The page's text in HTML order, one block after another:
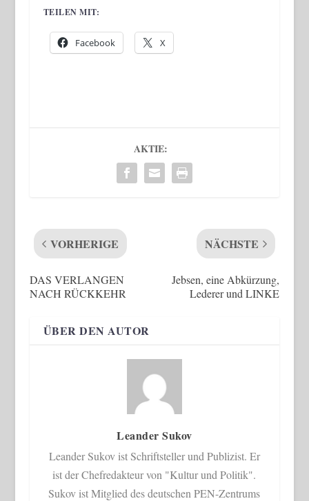
TEILEN MIT:
Facebook X
AKTIE:
VORHERIGE
DAS VERLANGEN
NACH RÜCKKEHR
NÄCHSTE
Jebsen, eine Abkürzung,
Lederer und LINKE
ÜBER DEN AUTOR
Leander Sukov
Leander Sukov ist Schriftsteller und Publizist. Er
ist der Chefredakteur von "Kultur und Politik".
Sukov ist Mitglied des deutschen PEN-Zentrums